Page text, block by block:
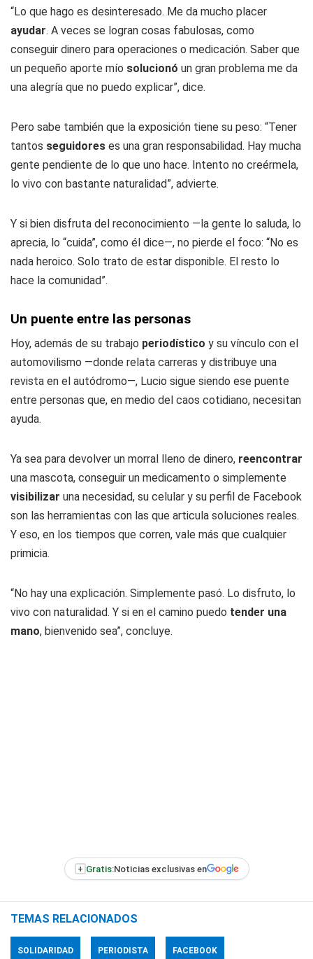
“Lo que hago es desinteresado. Me da mucho placer
ayudar. A veces se logran cosas fabulosas, como
conseguir dinero para operaciones o medicación. Saber que
un pequeño aporte mío solucionó un gran problema me da
una alegría que no puedo explicar”, dice.
Pero sabe también que la exposición tiene su peso: “Tener
tantos seguidores es una gran responsabilidad. Hay mucha
gente pendiente de lo que uno hace. Intento no creérmela,
lo vivo con bastante naturalidad”, advierte.
Y si bien disfruta del reconocimiento —la gente lo saluda, lo
aprecia, lo “cuida”, como él dice—, no pierde el foco: “No es
nada heroico. Solo trato de estar disponible. El resto lo
hace la comunidad”.
Un puente entre las personas
Hoy, además de su trabajo periodístico y su vínculo con el
automovilismo —donde relata carreras y distribuye una
revista en el autódromo—, Lucio sigue siendo ese puente
entre personas que, en medio del caos cotidiano, necesitan
ayuda.
Ya sea para devolver un morral lleno de dinero, reencontrar
una mascota, conseguir un medicamento o simplemente
visibilizar una necesidad, su celular y su perfil de Facebook
son las herramientas con las que articula soluciones reales.
Y eso, en los tiempos que corren, vale más que cualquier
primicia.
“No hay una explicación. Simplemente pasó. Lo disfruto, lo
vivo con naturalidad. Y si en el camino puedo tender una
mano, bienvenido sea”, concluye.
+ Gratis:Noticias exclusivas en
TEMAS RELACIONADOS
SOLIDARIDAD PERIODISTA FACEBOOK